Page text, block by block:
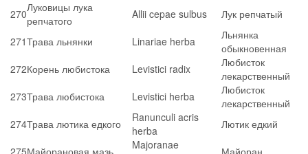
270Луковицы лука
репчатого
Allii cepae sulbus
Лук репчатый
271Трава льнянки Linariae herba
Льнянка
обыкновенная
272Корень любистока Levistici radix
Любисток
лекарственный
273Трава любистока Levistici herba
Любисток
лекарственный
274Трава лютика едкого
Ranunculi acris
herba
Лютик едкий
275Майорановая мазь
Majoranae
Майоран